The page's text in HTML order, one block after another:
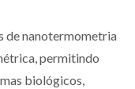
de nanotermometria
permitindo
biológicos,